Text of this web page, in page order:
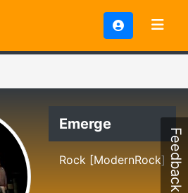
Emerge
Rock [ModernRock] Feedback